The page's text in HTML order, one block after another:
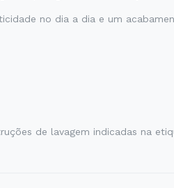
no dia a dia e um
de lavagem indicadas na